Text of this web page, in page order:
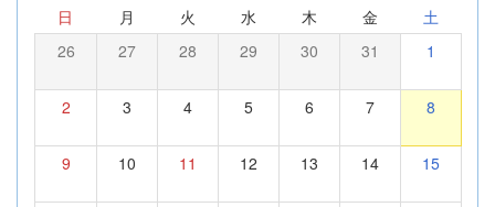
日 月 火 水 木 金 土
26 27 28 29 30 31 1
2 3 4 5 6 7 8
9 10 11 12 13 14 15